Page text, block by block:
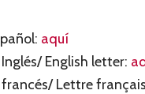
aquí
English letter:
Lettre